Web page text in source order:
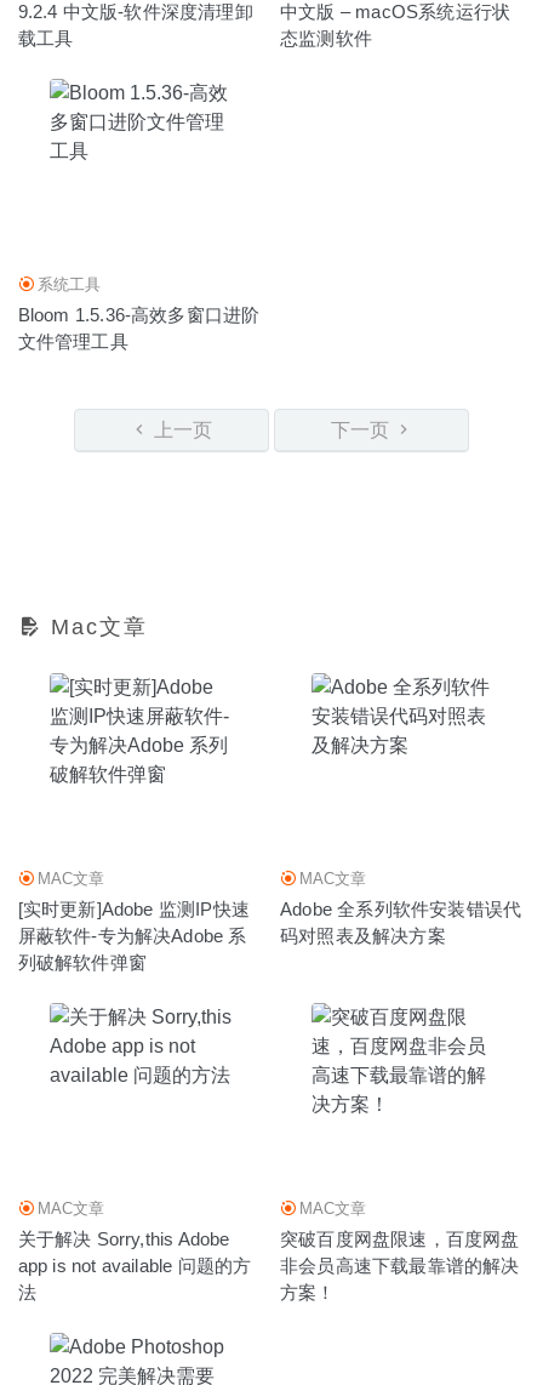
9.2.4 中文版-软件深度清理卸
载工具
中文版 – macOS系统运行状
态监测软件
系统工具
Bloom 1.5.36-高效多窗口进阶
文件管理工具
上一页 下一页
Mac文章
MAC文章
[实时更新]Adobe 监测IP快速
屏蔽软件-专为解决Adobe 系
列破解软件弹窗
MAC文章
Adobe 全系列软件安装错误代
码对照表及解决方案
MAC文章
关于解决 Sorry,this Adobe
app is not available 问题的方
法
MAC文章
突破百度网盘限速，百度网盘
非会员高速下载最靠谱的解决
方案！